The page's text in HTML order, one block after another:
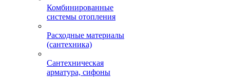
Комбинированные
системы отопления
Расходные материалы
(сантехника)
Сантехническая
арматура, сифоны